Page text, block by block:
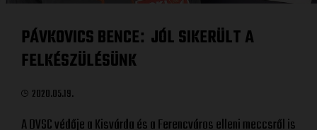
PÁVKOVICS BENCE: JÓL SIKERÜLT A
FELKÉSZÜLÉSÜNK
2020.05.19.
A DVSC védője a Kisvárda és a Ferencváros elleni meccsről is